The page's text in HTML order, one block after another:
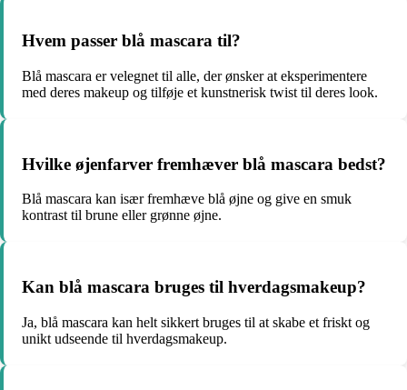
Hvem passer blå mascara til?
Blå mascara er velegnet til alle, der ønsker at eksperimentere
med deres makeup og tilføje et kunstnerisk twist til deres look.
Hvilke øjenfarver fremhæver blå mascara bedst?
Blå mascara kan især fremhæve blå øjne og give en smuk
kontrast til brune eller grønne øjne.
Kan blå mascara bruges til hverdagsmakeup?
Ja, blå mascara kan helt sikkert bruges til at skabe et friskt og
unikt udseende til hverdagsmakeup.